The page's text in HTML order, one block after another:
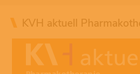
KVH aktuell